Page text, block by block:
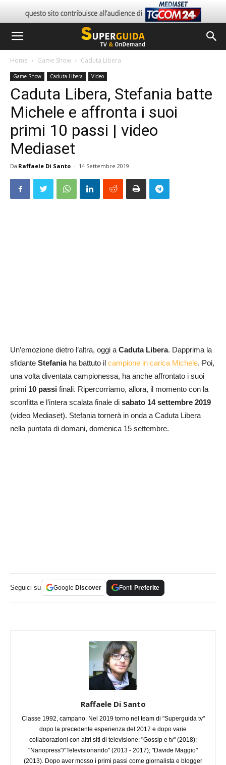
Home Game Show Caduta Libera
Game Show Caduta Libera Video
Caduta Libera, Stefania batte
Michele e affronta i suoi
primi 10 passi | video
Mediaset
Da Raffaele Di Santo - 14 Settembre 2019
Un’emozione dietro l’altra, oggi aCaduta Libera. Dapprima la
sfidante Stefaniaha battuto il campione in carica Michele. Poi,
una volta diventata campionessa, ha anche affrontato i suoi
primi 10 passi finali. Ripercorriamo, allora, il momento con la
sconfitta e l’intera scalata finale di sabato 14 settembre 2019
(video Mediaset). Stefania tornerà in onda a Caduta Libera
nella puntata di domani, domenica 15 settembre.
Seguici su Google Discover Fonti Preferite
Raffaele Di Santo
Classe 1992, campano. Nel 2019 torno nel team di "Superguida tv"
dopo la precedente esperienza del 2017 e dopo varie
collaborazioni con altri siti di televisione: "Gossip e tv" (2018);
"Nanopress"/"Televisionando" (2013 - 2017); "Davide Maggio"
(2013). Dopo aver mosso i primi passi come giornalista e blogger